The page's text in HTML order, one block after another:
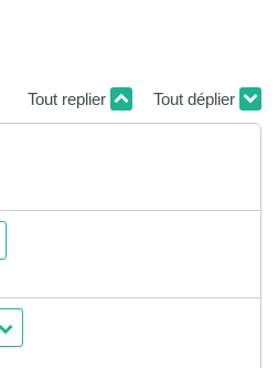
Tout replier Tout déplier